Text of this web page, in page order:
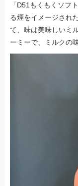
「D51もくもくソフ
る煙をイメージされ
て、味は美味しいミ
ーミーで、ミルクの